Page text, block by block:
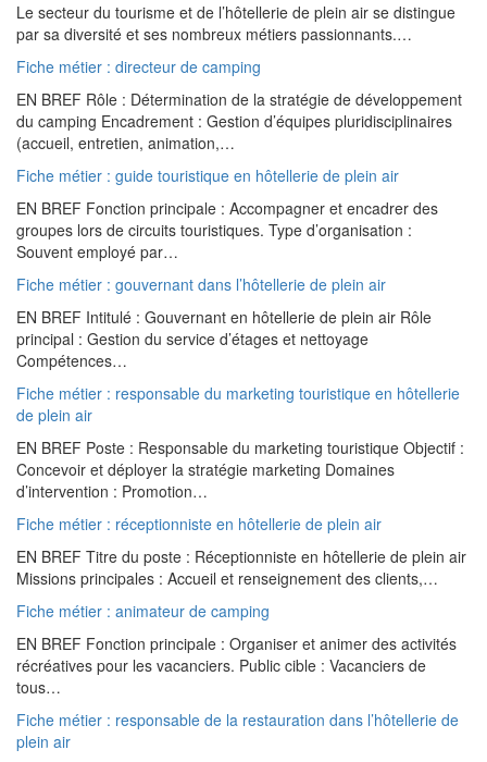
Le secteur du tourisme et de l’hôtellerie de plein air se distingue
par sa diversité et ses nombreux métiers passionnants.…
Fiche métier : directeur de camping
EN BREF Rôle : Détermination de la stratégie de développement
du camping Encadrement : Gestion d’équipes pluridisciplinaires
(accueil, entretien, animation,…
Fiche métier : guide touristique en hôtellerie de plein air
EN BREF Fonction principale : Accompagner et encadrer des
groupes lors de circuits touristiques. Type d’organisation :
Souvent employé par…
Fiche métier : gouvernant dans l’hôtellerie de plein air
EN BREF Intitulé : Gouvernant en hôtellerie de plein air Rôle
principal : Gestion du service d’étages et nettoyage
Compétences…
Fiche métier : responsable du marketing touristique en hôtellerie
de plein air
EN BREF Poste : Responsable du marketing touristique Objectif :
Concevoir et déployer la stratégie marketing Domaines
d’intervention : Promotion…
Fiche métier : réceptionniste en hôtellerie de plein air
EN BREF Titre du poste : Réceptionniste en hôtellerie de plein air
Missions principales : Accueil et renseignement des clients,…
Fiche métier : animateur de camping
EN BREF Fonction principale : Organiser et animer des activités
récréatives pour les vacanciers. Public cible : Vacanciers de
tous…
Fiche métier : responsable de la restauration dans l’hôtellerie de
plein air